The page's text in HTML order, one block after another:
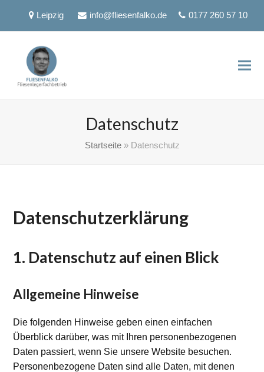
Leipzig info@fliesenfalko.de 0177 260 57 10
Datenschutz
Startseite» Datenschutz
Datenschutzerklärung
1. Datenschutz auf einen Blick
Allgemeine Hinweise
Die folgenden Hinweise geben einen einfachen
Überblick darüber, was mit Ihren personenbezogenen
Daten passiert, wenn Sie unsere Website besuchen.
Personenbezogene Daten sind alle Daten, mit denen